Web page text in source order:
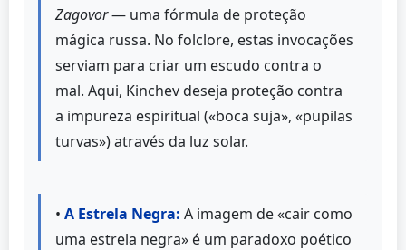
Zagovor— uma fórmula de proteção
mágica russa. No folclore, estas invocações
serviam para criar um escudo contra o
mal. Aqui, Kinchev deseja proteção contra
a impureza espiritual («boca suja», «pupilas
turvas») através da luz solar.
• A Estrela Negra: A imagem de «cair como
uma estrela negra» é um paradoxo poético